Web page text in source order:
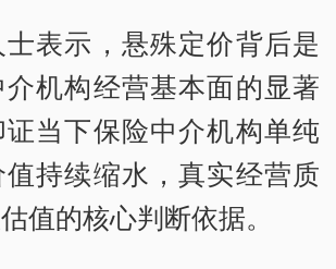
示，悬殊定价背后是
机构经营基本面的显著
当下保险中介机构单纯
持续缩水，真实经营质
值的核心判断依据。